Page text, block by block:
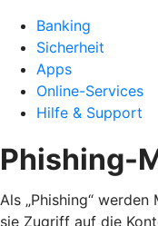
Banking
Sicherheit
Apps
Online-Services
Hilfe & Support
Phishing-
Als „Phishing“
sie Zugriff auf die